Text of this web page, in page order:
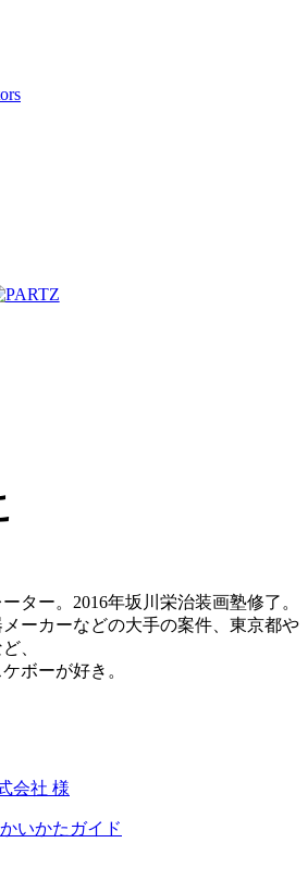
ター。2016年坂川栄治装画塾修了。
ーカーなどの大手の案件、東京都や
、
ボーが好き。
会社 様
いかたガイド